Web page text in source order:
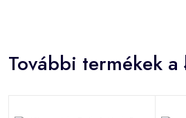
További termékek